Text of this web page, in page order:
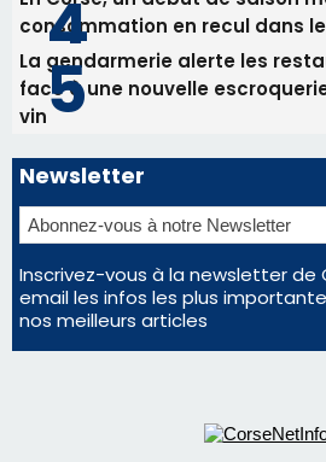
Les plus lus
Satine Nomary est la nouvelle
Éclipse du 12 août : la Corse
d'un spectacle qui ne reviendra
Éclipse du 12 août : Où
profiter pleinement du
En Corse, un début de saison
consommation en recul dans
La gendarmerie alerte les
face à une nouvelle